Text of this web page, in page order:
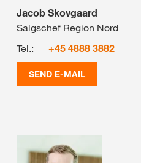
Jacob Skovgaard
Salgschef Region Nord
Tel.:
+45 4888 3882
SEND E-MAIL